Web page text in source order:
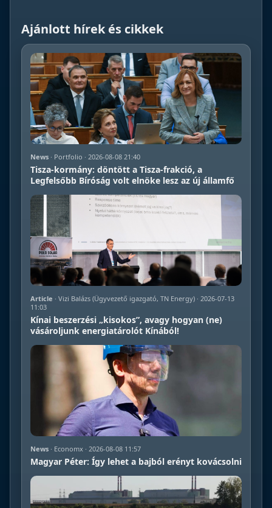
Ajánlott hírek és cikkek
News · Portfolio · 2026-08-08 21:40
Tisza-kormány: döntött a Tisza-frakció, a
Legfelsőbb Bíróság volt elnöke lesz az új államfő
Article · Vizi Balázs (Ügyvezető igazgató, TN Energy) · 2026-07-13
11:03
Kínai beszerzési „kisokos”, avagy hogyan (ne)
vásároljunk energiatárolót Kínából!
News · Economx · 2026-08-08 11:57
Magyar Péter: Így lehet a bajból erényt kovácsolni